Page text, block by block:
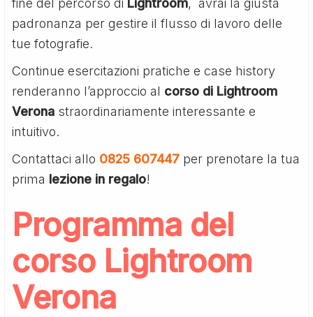
padronanza per gestire il flusso di lavoro delle
tue fotografie.
Continue esercitazioni pratiche e case history
renderanno l’approccio al corso di Lightroom
Verona straordinariamente interessante e
intuitivo.
Contattaci allo 0825 607447 per prenotare la tua
prima lezione in regalo!
Programma del
corso Lightroom
Verona